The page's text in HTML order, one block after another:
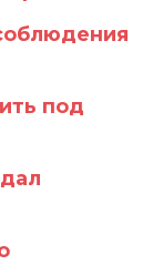
под